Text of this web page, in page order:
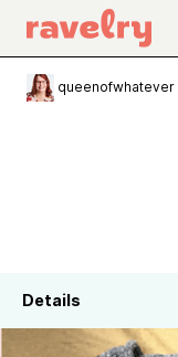
queenofwhatever
Details